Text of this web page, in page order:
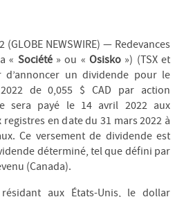
(GLOBE NEWSWIRE) — Redevances
« Société» ou «Osisko ») (TSX et
d’annoncer un dividende pour le
de 0,055 $ CAD par action
sera payé le 14 avril 2022 aux
en date du 31 mars 2022 à
Ce versement de dividende est
déterminé, tel que défini par
(Canada).
aux États-Unis, le dollar